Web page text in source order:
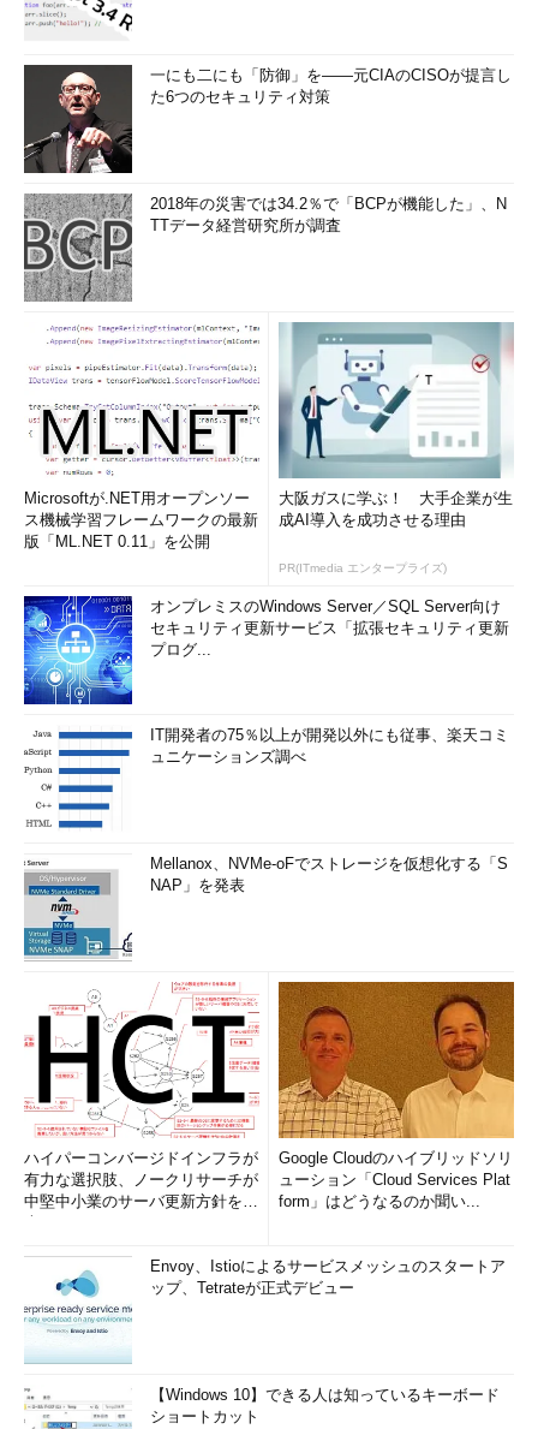
一にも二にも「防御」を――元CIAのCISOが提言し
た6つのセキュリティ対策
2018年の災害では34.2％で「BCPが機能した」、N
TTデータ経営研究所が調査
Microsoftが.NET用オープンソー
ス機械学習フレームワークの最新
版「ML.NET 0.11」を公開
大阪ガスに学ぶ！ 大手企業が生
成AI導入を成功させる理由
PR(ITmedia エンタープライズ)
オンプレミスのWindows Server／SQL Server向け
セキュリティ更新サービス「拡張セキュリティ更新
プログ...
IT開発者の75％以上が開発以外にも従事、楽天コミ
ュニケーションズ調べ
Mellanox、NVMe-oFでストレージを仮想化する「S
NAP」を発表
ハイパーコンバージドインフラが
有力な選択肢、ノークリサーチが
中堅中小業のサーバ更新方針を調
Google Cloudのハイブリッドソリ
ューション「Cloud Services Plat
form」はどうなるのか聞い...
Envoy、Istioによるサービスメッシュのスタートア
ップ、Tetrateが正式デビュー
【Windows 10】できる人は知っているキーボード
ショートカット